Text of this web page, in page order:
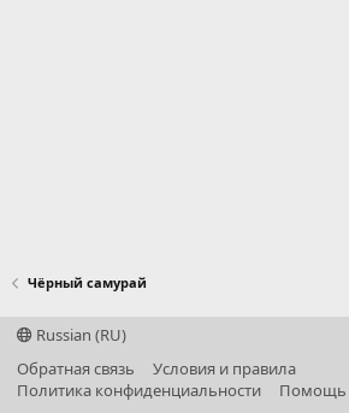
Чёрный самурай
Russian (RU)
Обратная связь
Условия и правила
Политика конфиденциальности
Помощь